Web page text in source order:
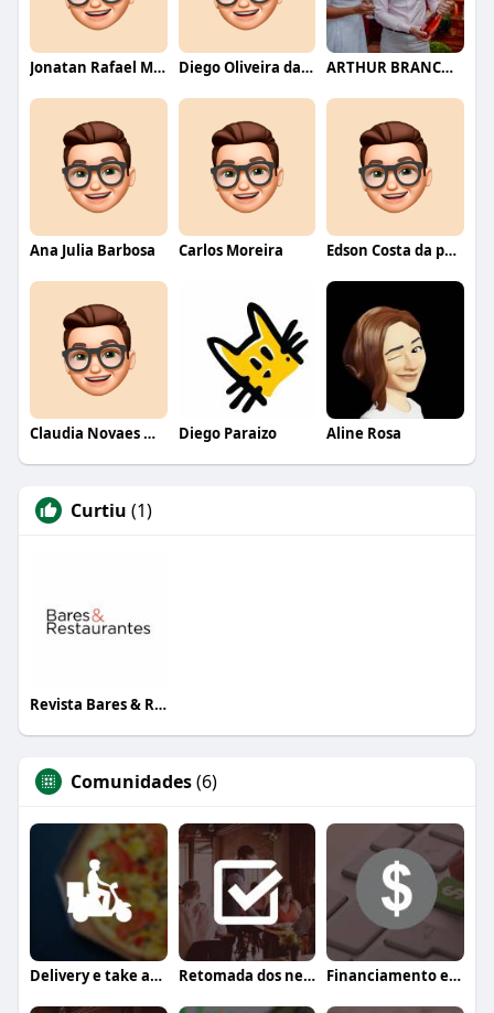
Jonatan Rafael Mello Diego Oliveira da Motta ARTHUR BRANCO FERNANDES
Ana Julia Barbosa Carlos Moreira Edson Costa da paixão
Claudia Novaes Novaes Diego Paraizo Aline Rosa
Curtiu (1)
Revista Bares & Restaurantes
Comunidades(6)
Delivery e take away Retomada dos negócios Financiamento e crédito